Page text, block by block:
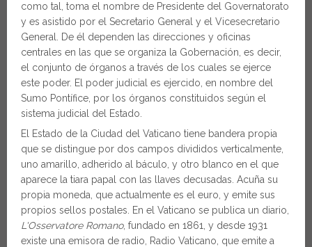
como tal, toma el nombre de Presidente del Governatorato
y es asistido por el Secretario General y el Vicesecretario
General. De él dependen las direcciones y oficinas
centrales en las que se organiza la Gobernación, es decir,
el conjunto de órganos a través de los cuales se ejerce
este poder. El poder judicial es ejercido, en nombre del
Sumo Pontífice, por los órganos constituidos según el
sistema judicial del Estado.
El Estado de la Ciudad del Vaticano tiene bandera propia
que se distingue por dos campos divididos verticalmente,
uno amarillo, adherido al báculo, y otro blanco en el que
aparece la tiara papal con las llaves decusadas. Acuña su
propia moneda, que actualmente es el euro, y emite sus
propios sellos postales. En el Vaticano se publica un diario,
L'Osservatore Romano, fundado en 1861, y desde 1931
existe una emisora de radio, Radio Vaticano, que emite a